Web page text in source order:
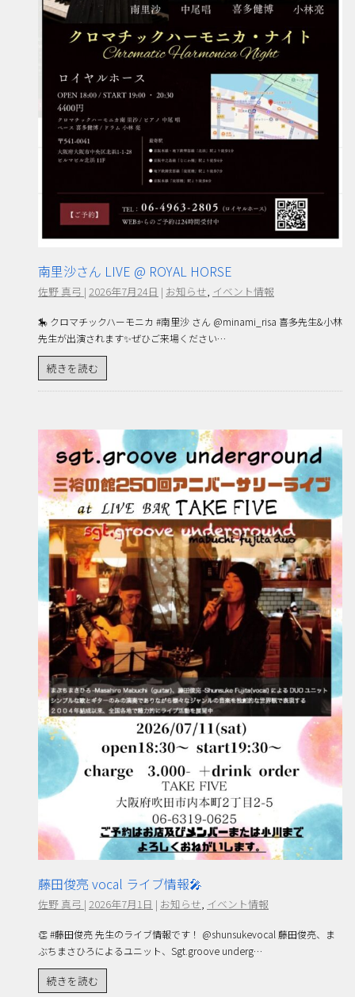
南里沙さん LIVE @ ROYAL HORSE
佐野 真弓 | 2026年7月24日 | お知らせ, イベント情報
🎠 クロマチックハーモニカ #南里沙 さん @minami_risa 喜多先生&小林
先生が出演されます✨ぜひご来場ください…
続きを読む
藤田俊亮 vocal ライブ情報🎤
佐野 真弓 | 2026年7月1日 | お知らせ イベント情報
👏 #藤田俊亮 先生のライブ情報です！ @shunsukevocal 藤田俊亮、ま
ぶちまさひろによるユニット、Sgt.groove underg…
続きを読む